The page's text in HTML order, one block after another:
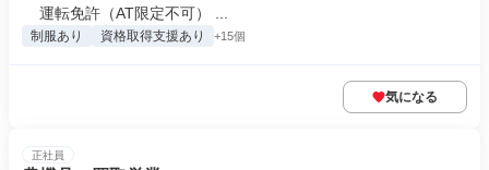
運転免許（AT限定不可） ...
制服あり 資格取得支援あり +15個
気になる
正社員